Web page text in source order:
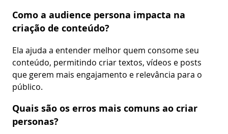
Como a audience persona impacta na
criação de conteúdo?
Ela ajuda a entender melhor quem consome seu
conteúdo, permitindo criar textos, vídeos e posts
que gerem mais engajamento e relevância para o
público.
Quais são os erros mais comuns ao criar
personas?